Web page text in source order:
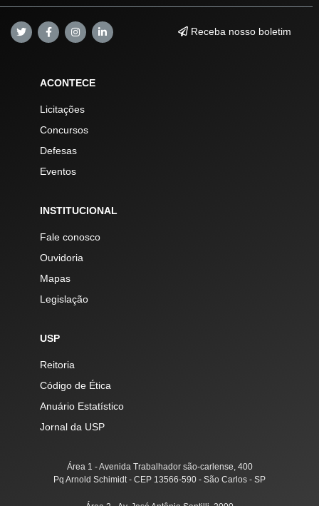
Receba nosso boletim
ACONTECE
Licitações
Concursos
Defesas
Eventos
INSTITUCIONAL
Fale conosco
Ouvidoria
Mapas
Legislação
USP
Reitoria
Código de Ética
Anuário Estatístico
Jornal da USP
Área 1 - Avenida Trabalhador são-carlense, 400
Pq Arnold Schimidt - CEP 13566-590 - São Carlos - SP